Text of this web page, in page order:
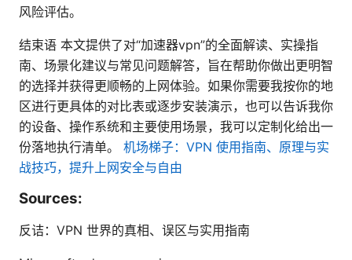
风险评估。
结束语 本文提供了对“加速器vpn”的全面解读、实操指
南、场景化建议与常见问题解答，旨在帮助你做出更明智
的选择并获得更顺畅的上网体验。如果你需要我按你的地
区进行更具体的对比表或逐步安装演示，也可以告诉我你
的设备、操作系统和主要使用场景，我可以定制化给出一
份落地执行清单。 机场梯子：VPN 使用指南、原理与实
战技巧，提升上网安全与自由
Sources:
反诘：VPN 世界的真相、误区与实用指南